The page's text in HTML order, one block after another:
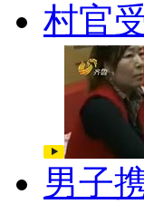
村官
男子